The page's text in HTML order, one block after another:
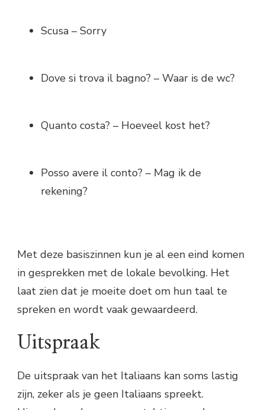
Scusa – Sorry
Dove si trova il bagno? – Waar is de wc?
Quanto costa? – Hoeveel kost het?
Posso avere il conto? – Mag ik de
rekening?
Met deze basiszinnen kun je al een eind komen
in gesprekken met de lokale bevolking. Het
laat zien dat je moeite doet om hun taal te
spreken en wordt vaak gewaardeerd.
Uitspraak
De uitspraak van het Italiaans kan soms lastig
zijn, zeker als je geen Italiaans spreekt.